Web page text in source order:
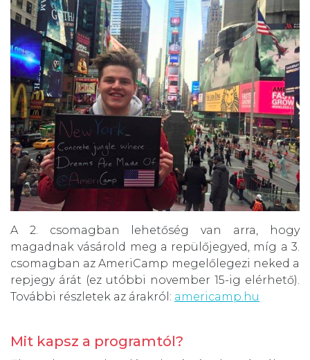
A 2. csomagban lehetőség van arra, hogy
magadnak vásárold meg a repülőjegyed, míg a 3.
csomagban az AmeriCamp megelőlegezi neked a
repjegy árát (ez utóbbi november 15-ig elérhető).
További részletek az árakról: americamp.hu
Mit kapsz a programtól?